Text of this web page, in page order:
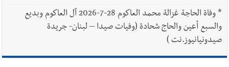
*
وفاة الحاجة غزالة محمد العاكوم 28-7-2026 آل العاكوم وبديع
والسبع أعين والحاج شحادة (وفيات صيدا – لبنان- جريدة
صيدونيانيوز.نت )